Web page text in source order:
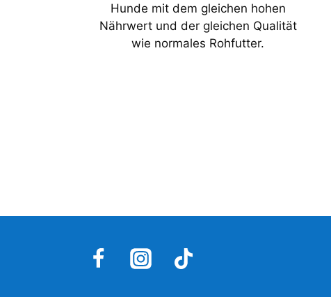
Hunde mit dem gleichen hohen
Nährwert und der gleichen Qualität
wie normales Rohfutter.